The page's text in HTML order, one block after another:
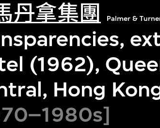
丹拿集團 Palmer &
(1962),
Hong